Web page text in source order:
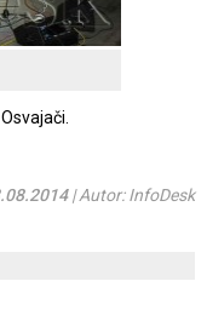
| Autor: InfoDesk